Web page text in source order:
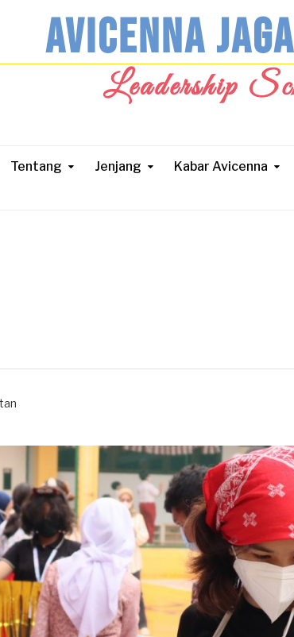
AVICENNA
Leadership
Tentang Jenjang Kabar Avicenna